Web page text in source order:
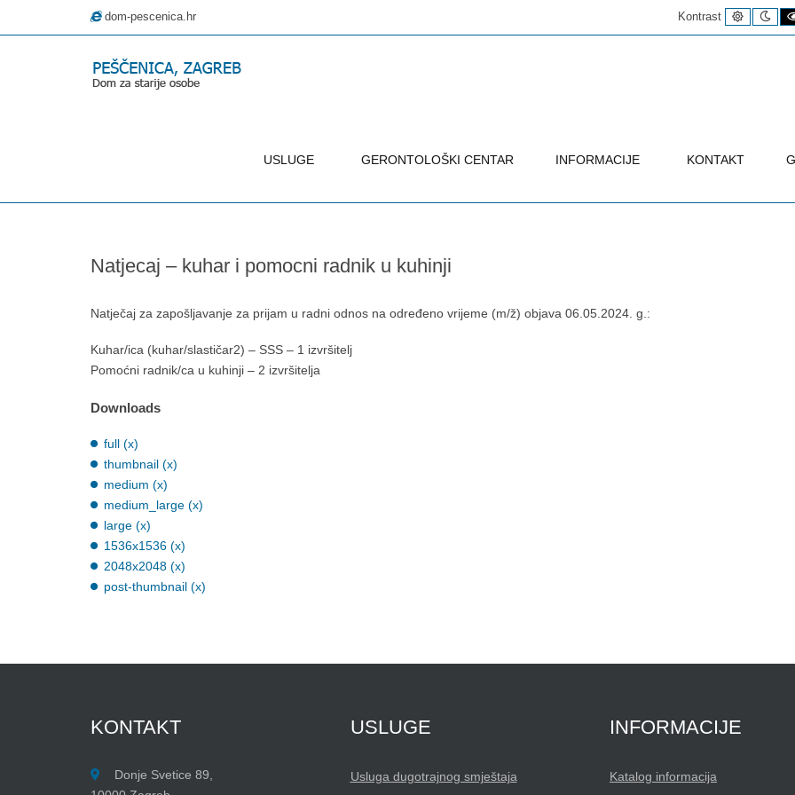
dom-pescenica.hr Kontrast
kontrast
USLUGE GERONTOLOŠKI CENTAR INFORMACIJE KONTAKT
Natjecaj – kuhar i pomocni radnik u kuhinji
Natječaj za zapošljavanje za prijam u radni odnos na određeno vrijeme (m/ž) objava 06.05.2024. g.:
Kuhar/ica (kuhar/slastičar2) – SSS – 1 izvršitelj
Pomoćni radnik/ca u kuhinji – 2 izvršitelja
Downloads
full (x)
thumbnail (x)
medium (x)
medium_large (x)
large (x)
1536x1536 (x)
2048x2048 (x)
post-thumbnail (x)
KONTAKT
Donje Svetice 89,
USLUGE
Usluga dugotrajnog smještaja
INFORMACIJE
Katalog informacija